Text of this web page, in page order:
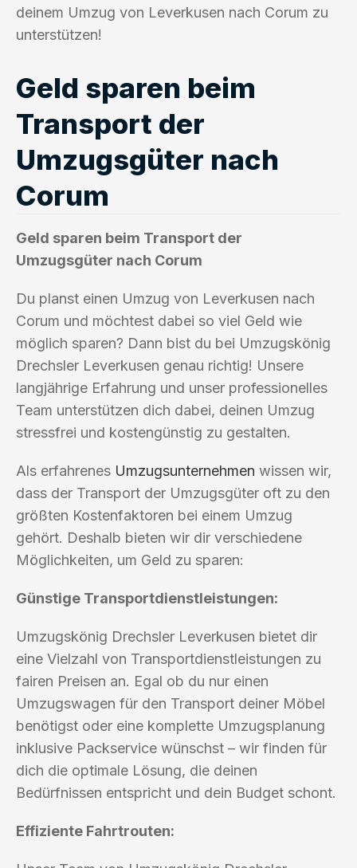
deinem Umzug von Leverkusen nach Corum zu
unterstützen!
Geld sparen beim
Transport der
Umzugsgüter nach
Corum
Geld sparen beim Transport der
Umzugsgüter nach Corum
Du planst einen Umzug von Leverkusen nach
Corum und möchtest dabei so viel Geld wie
möglich sparen? Dann bist du bei Umzugskönig
Drechsler Leverkusen genau richtig! Unsere
langjährige Erfahrung und unser professionelles
Team unterstützen dich dabei, deinen Umzug
stressfrei und kostengünstig zu gestalten.
Als erfahrenes Umzugsunternehmen wissen wir,
dass der Transport der Umzugsgüter oft zu den
größten Kostenfaktoren bei einem Umzug
gehört. Deshalb bieten wir dir verschiedene
Möglichkeiten, um Geld zu sparen:
Günstige Transportdienstleistungen:
Umzugskönig Drechsler Leverkusen bietet dir
eine Vielzahl von Transportdienstleistungen zu
fairen Preisen an. Egal ob du nur einen
Umzugswagen für den Transport deiner Möbel
benötigst oder eine komplette Umzugsplanung
inklusive Packservice wünschst – wir finden für
dich die optimale Lösung, die deinen
Bedürfnissen entspricht und dein Budget schont.
Effiziente Fahrtrouten: